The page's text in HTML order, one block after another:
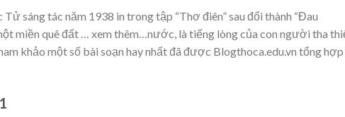
sáng tác năm 1938 in trong tập “Thơ điên” sau đổi thành “Đau
miền quê đất
… xem thêm… nước, là tiếng lòng của con người tha
khảo một số bài soạn hay nhất đã được Blogthoca.edu.vn tổng